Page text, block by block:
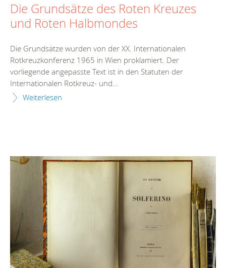
Die Grundsätze des Roten Kreuzes
und Roten Halbmondes
Die Grundsätze wurden von der XX. Internationalen
Rotkreuzkonferenz 1965 in Wien proklamiert. Der
vorliegende angepasste Text ist in den Statuten der
Internationalen Rotkreuz- und...
Weiterlesen